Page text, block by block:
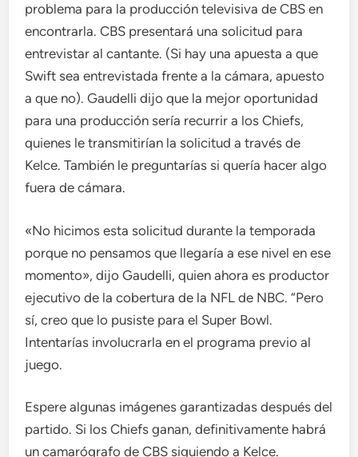
problema para la producción televisiva de CBS en
encontrarla. CBS presentará una solicitud para
entrevistar al cantante. (Si hay una apuesta a que
Swift sea entrevistada frente a la cámara, apuesto
a que no). Gaudelli dijo que la mejor oportunidad
para una producción sería recurrir a los Chiefs,
quienes le transmitirían la solicitud a través de
Kelce. También le preguntarías si quería hacer algo
fuera de cámara.
«No hicimos esta solicitud durante la temporada
porque no pensamos que llegaría a ese nivel en ese
momento», dijo Gaudelli, quien ahora es productor
ejecutivo de la cobertura de la NFL de NBC. “Pero
sí, creo que lo pusiste para el Super Bowl.
Intentarías involucrarla en el programa previo al
juego.
Espere algunas imágenes garantizadas después del
partido. Si los Chiefs ganan, definitivamente habrá
un camarógrafo de CBS siguiendo a Kelce.